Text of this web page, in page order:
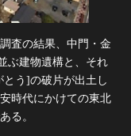
査の結果、中門・金
ぶ建物遺構と、それ
う]の破片が出土し
時代にかけての東北
る。